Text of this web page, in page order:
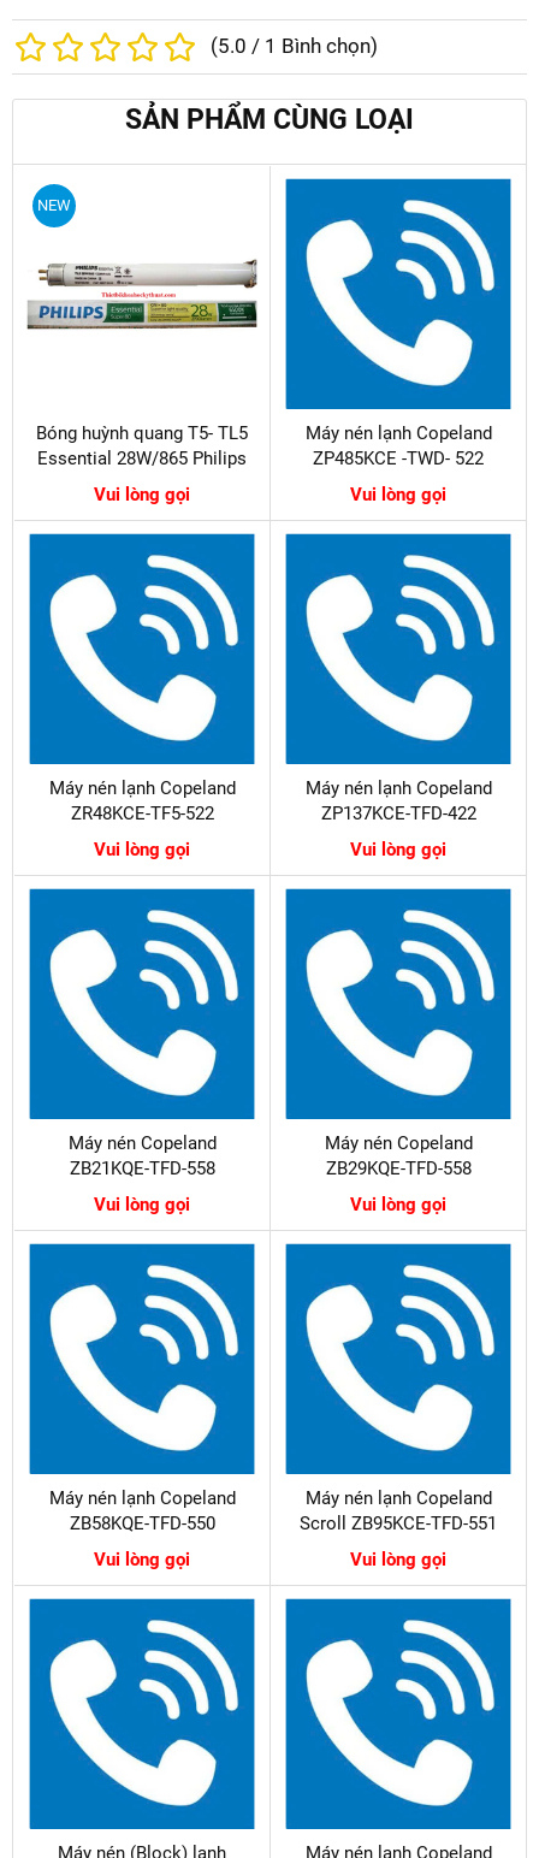
(5.0 / 1 Bình chọn)
SẢN PHẨM CÙNG LOẠI
NEW
Bóng huỳnh quang T5- TL5
Essential 28W/865 Philips
Vui lòng gọi
Máy nén lạnh Copeland
ZP485KCE -TWD- 522
Vui lòng gọi
Máy nén lạnh Copeland
ZR48KCE-TF5-522
Vui lòng gọi
Máy nén lạnh Copeland
ZP137KCE-TFD-422
Vui lòng gọi
Máy nén Copeland
ZB21KQE-TFD-558
Vui lòng gọi
Máy nén Copeland
ZB29KQE-TFD-558
Vui lòng gọi
Máy nén lạnh Copeland
ZB58KQE-TFD-550
Vui lòng gọi
Máy nén lạnh Copeland
Scroll ZB95KCE-TFD-551
Vui lòng gọi
Máy nén (Block) lạnh Máy nén lạnh Copeland